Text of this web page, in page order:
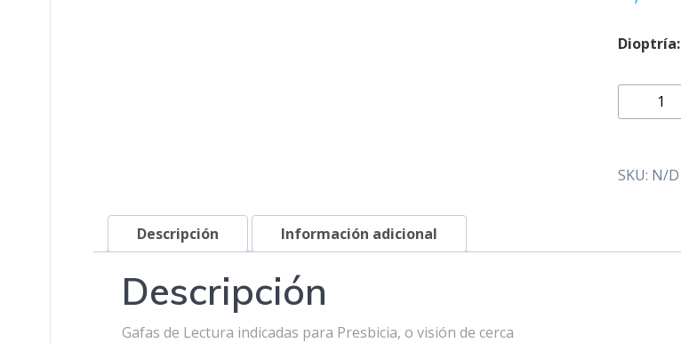
Dioptría:
DEMI
SKU: N/D
Descripción Información adicional
Descripción
Gafas de Lectura indicadas para Presbicia, o visión de cerca